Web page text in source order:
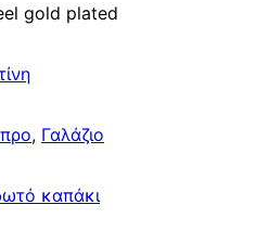
gold plated
, Γαλάζιο
καπάκι